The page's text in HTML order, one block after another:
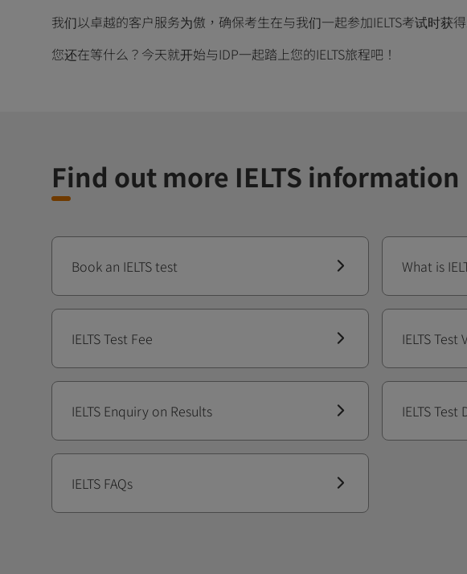
我们以卓越的客户服务为傲，确保考生在与我们一起参加IELTS考试时获
您还在等什么？今天就开始与IDP一起踏上您的IELTS旅程吧！
Find out more IELTS information
Book an IELTS test What is
IELTS Test Fee IELTS
IELTS Enquiry on Results
IELTS
IELTS FAQs